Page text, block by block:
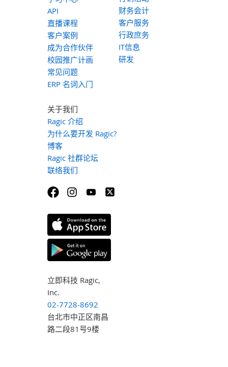
API
直播课程
客户案例
成为合作伙伴
校园推广计画
常见问题
ERP 名词入门
财务会计
客户服务
行政庶务
IT信息
研发
关于我们
Ragic 介绍
为什么要开发 Ragic?
博客
Ragic 社群论坛
联络我们
立即科技 Ragic,
Inc.
02-7728-8692
台北市中正区南昌
路二段81号9楼